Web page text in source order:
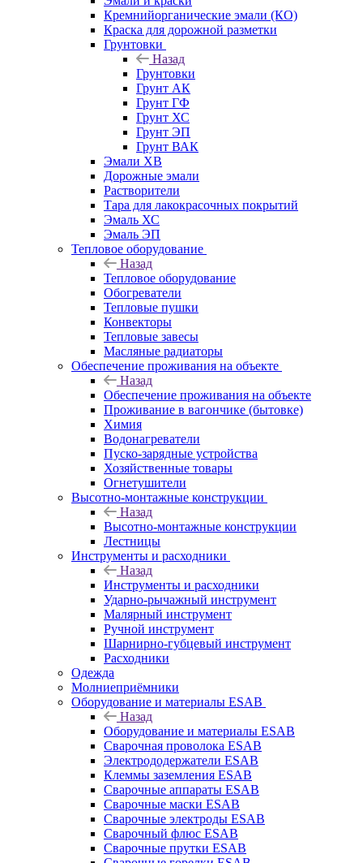
Кремнийорганические эмали (КО)
Краска для дорожной разметки
Грунтовки
Назад
Грунтовки
Грунт АК
Грунт ГФ
Грунт ХС
Грунт ЭП
Грунт ВАК
Эмали ХВ
Дорожные эмали
Растворители
Тара для лакокрасочных покрытий
Эмаль ХС
Эмаль ЭП
Тепловое оборудование
Назад
Тепловое оборудование
Обогреватели
Тепловые пушки
Конвекторы
Тепловые завесы
Масляные радиаторы
Обеспечение проживания на объекте
Назад
Обеспечение проживания на объекте
Проживание в вагончике (бытовке)
Химия
Водонагреватели
Пуско-зарядные устройства
Хозяйственные товары
Огнетушители
Высотно-монтажные конструкции
Назад
Высотно-монтажные конструкции
Лестницы
Инструменты и расходники
Назад
Инструменты и расходники
Ударно-рычажный инструмент
Малярный инструмент
Ручной инструмент
Шарнирно-губцевый инструмент
Расходники
Одежда
Молниеприёмники
Оборудование и материалы ESAB
Назад
Оборудование и материалы ESAB
Сварочная проволока ESAB
Электрододержатели ESAB
Клеммы заземления ESAB
Сварочные аппараты ESAB
Сварочные маски ESAB
Сварочные электроды ESAB
Сварочный флюс ESAB
Сварочные прутки ESAB